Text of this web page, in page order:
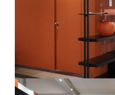
Residenziale